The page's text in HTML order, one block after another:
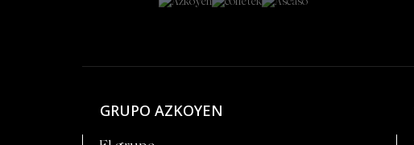
GRUPO AZKOYEN